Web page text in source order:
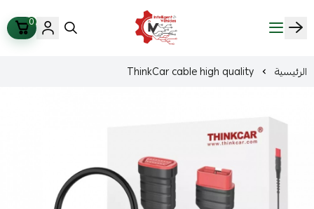
ذكاء المركبات Intelligent Vehicles
0
الرئيسية ThinkCar cable high quality